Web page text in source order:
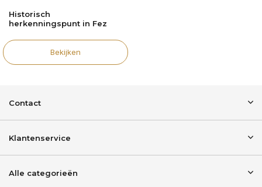
Historisch
herkenningspunt in Fez
Bekijken
Contact
Klantenservice
Alle categorieën